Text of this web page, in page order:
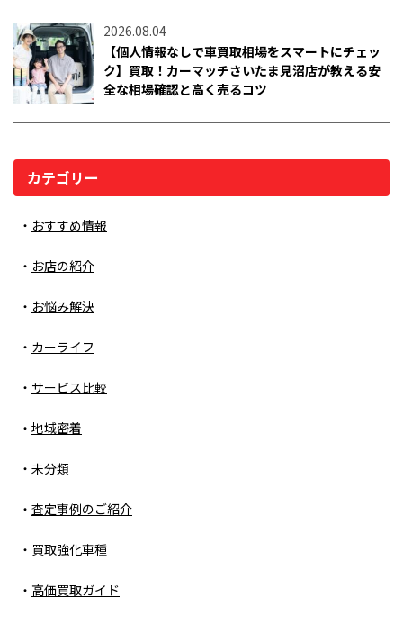
2026.08.04
【個人情報なしで車買取相場をスマートにチェッ
ク】買取！カーマッチさいたま見沼店が教える安
全な相場確認と高く売るコツ
カテゴリー
おすすめ情報
お店の紹介
お悩み解決
カーライフ
サービス比較
地域密着
未分類
査定事例のご紹介
買取強化車種
高価買取ガイド